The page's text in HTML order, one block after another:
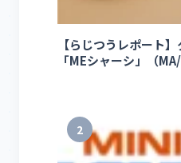
【らじつうレポート
「MEシャーシ」（
2